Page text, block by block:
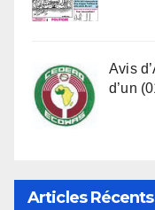
Avis
d’un
Articles Récents